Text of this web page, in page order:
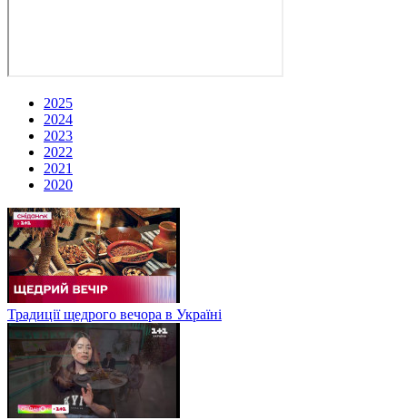
2025
2024
2023
2022
2021
2020
Традиції щедрого вечора в Україні